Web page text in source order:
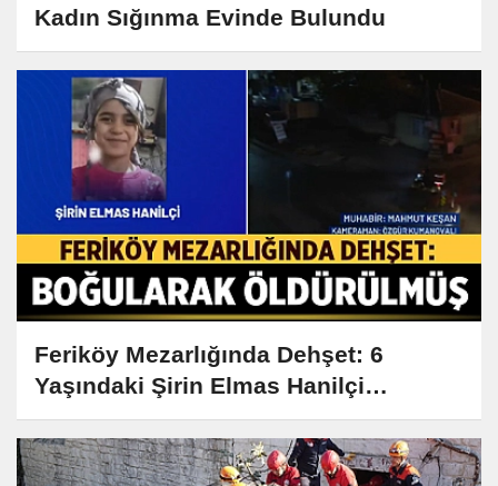
Kadın Sığınma Evinde Bulundu
Feriköy Mezarlığında Dehşet: 6
Yaşındaki Şirin Elmas Hanilçi
Boğularak Öldürüldü